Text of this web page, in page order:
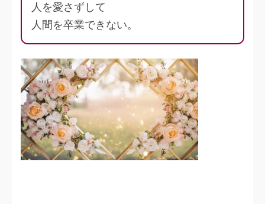
人を愛さずして
人間を卒業できない。